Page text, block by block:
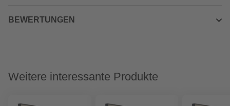
BEWERTUNGEN
Weitere interessante Produkte